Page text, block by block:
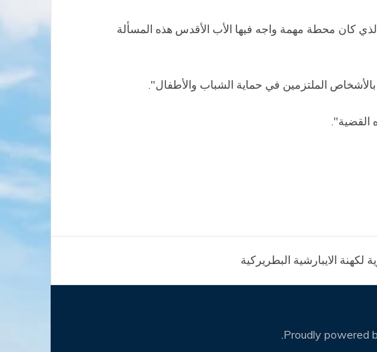
كان محطة مهمة واجه فيها الأب الأقدس هذه المسألة
بالأشخاص الملتزمين في حماية الشباب والأطفال".
القضية".
لكهنة الايبارشية البطريركية
Proudly powered
.